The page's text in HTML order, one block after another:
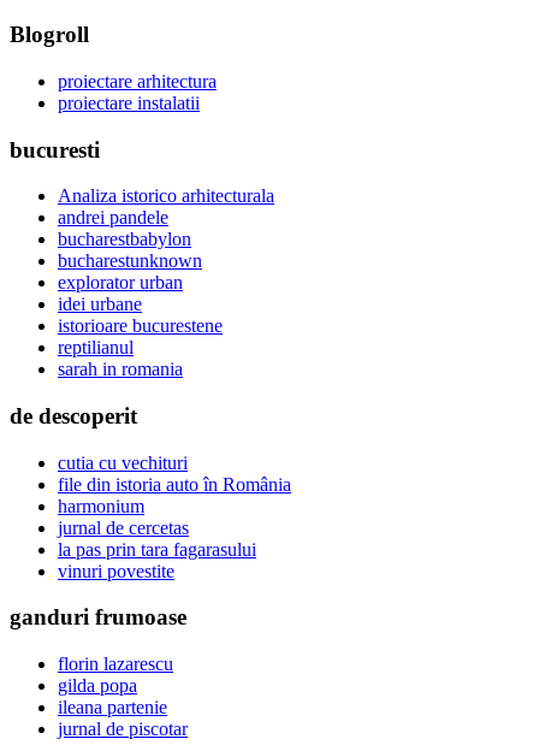
Blogroll
proiectare arhitectura
proiectare instalatii
bucuresti
Analiza istorico arhitecturala
andrei pandele
bucharestbabylon
bucharestunknown
explorator urban
idei urbane
istorioare bucurestene
reptilianul
sarah in romania
de descoperit
cutia cu vechituri
file din istoria auto în România
harmonium
jurnal de cercetas
la pas prin tara fagarasului
vinuri povestite
ganduri frumoase
florin lazarescu
gilda popa
ileana partenie
jurnal de piscotar